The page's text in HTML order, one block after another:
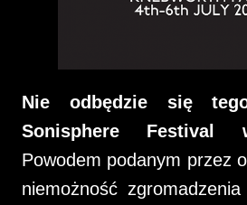
Nie odbędzie się
Sonisphere Festival
Powodem podanym przez
niemożność